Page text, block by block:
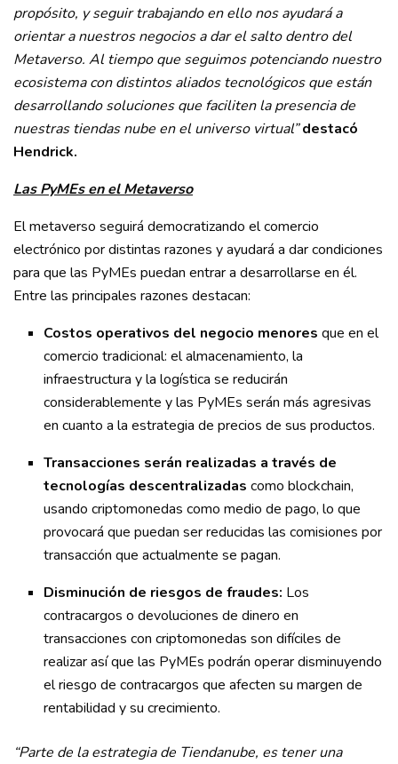
propósito, y seguir trabajando en ello nos ayudará a
orientar a nuestros negocios a dar el salto dentro del
Metaverso. Al tiempo que seguimos potenciando nuestro
ecosistema con distintos aliados tecnológicos que están
desarrollando soluciones que faciliten la presencia de
nuestras tiendas nube en el universo virtual” destacó
Hendrick.
Las PyMEs en el Metaverso
El metaverso seguirá democratizando el comercio
electrónico por distintas razones y ayudará a dar condiciones
para que las PyMEs puedan entrar a desarrollarse en él.
Entre las principales razones destacan:
Costos operativos del negocio menores que en el
comercio tradicional: el almacenamiento, la
infraestructura y la logística se reducirán
considerablemente y las PyMEs serán más agresivas
en cuanto a la estrategia de precios de sus productos.
Transacciones serán realizadas a través de
tecnologías descentralizadas como blockchain,
usando criptomonedas como medio de pago, lo que
provocará que puedan ser reducidas las comisiones por
transacción que actualmente se pagan.
Disminución de riesgos de fraudes: Los
contracargos o devoluciones de dinero en
transacciones con criptomonedas son difíciles de
realizar así que las PyMEs podrán operar disminuyendo
el riesgo de contracargos que afecten su margen de
rentabilidad y su crecimiento.
“Parte de la estrategia de Tiendanube, es tener una